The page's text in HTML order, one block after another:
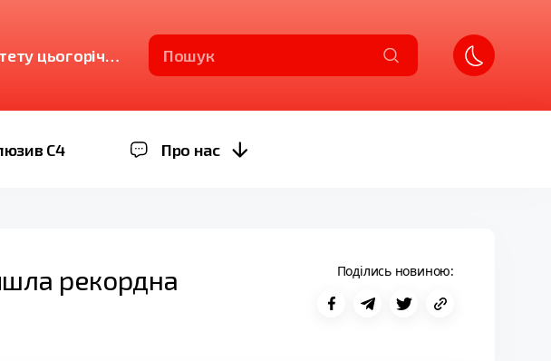
цьогоріч
Пошук
C4 Про нас
рекордна
Поділись новиною: